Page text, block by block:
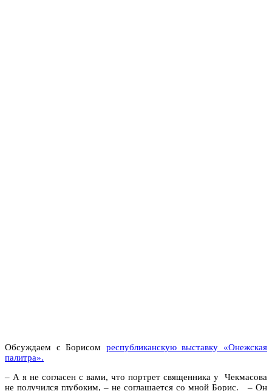
Обсуждаем с Борисом республиканскую выставку «Онежская
палитра».
– А я не согласен с вами, что портрет священника у Чекмасова
не получился глубоким, – не соглашается со мной Борис. – Он